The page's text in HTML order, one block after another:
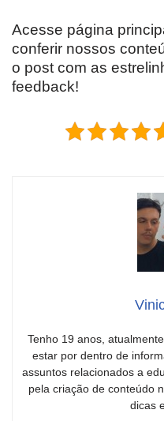
Acesse página
conferir nossos
o post com as
feedback!
Tenho 19 anos,
estar por dentro de
assuntos relacionados a
pela criação de conteúdo
dicas